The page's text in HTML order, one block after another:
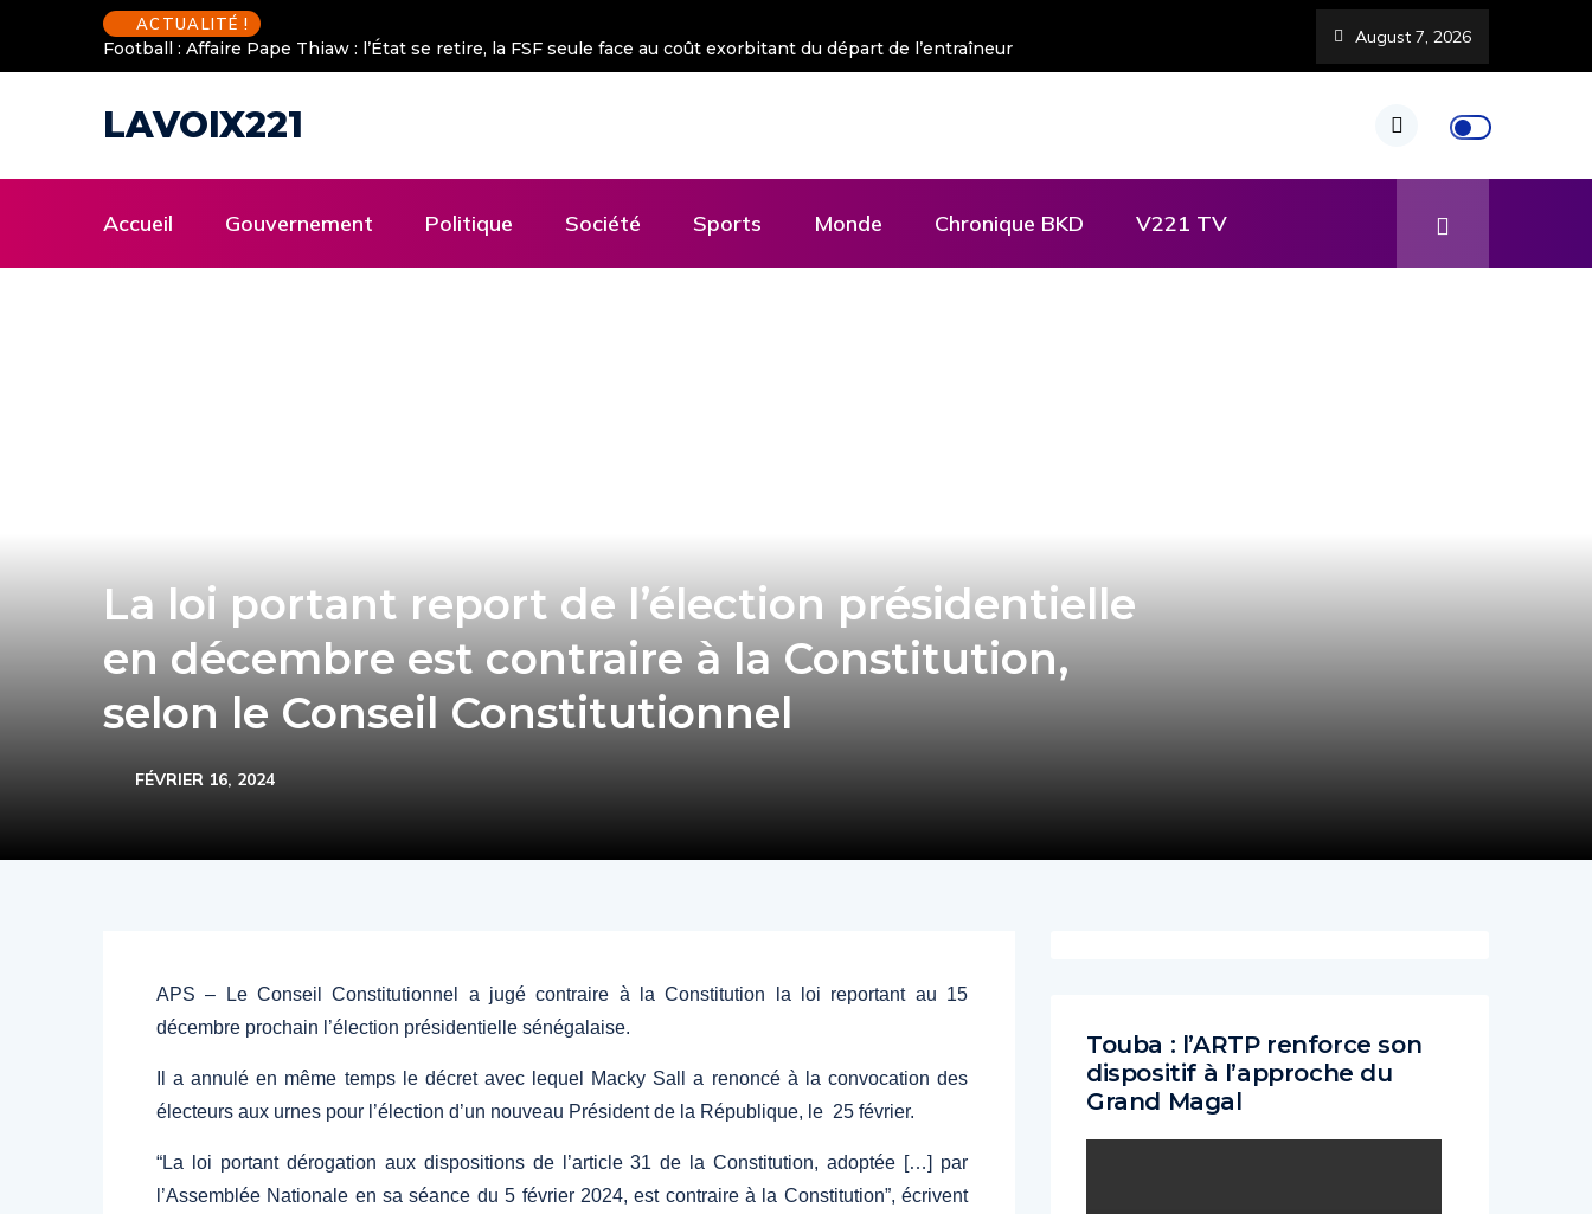
ACTUALITÉ !
Football : Affaire Pape Thiaw : l’État se retire, la FSF seule face au coût exorbitant du départ de l’entraîneur
August 7, 2026
LAVOIX221
Accueil Gouvernement Politique Société Sports Monde Chronique BKD V221 TV
La loi portant report de l’élection présidentielle
en décembre est contraire à la Constitution,
selon le Conseil Constitutionnel
FÉVRIER 16, 2024
APS – Le Conseil Constitutionnel a jugé contraire à la Constitution la loi reportant au 15
décembre prochain l’élection présidentielle sénégalaise.
Il a annulé en même temps le décret avec lequel Macky Sall a renoncé à la convocation des
électeurs aux urnes pour l’élection d’un nouveau Président de la République, le 25 février.
“La loi portant dérogation aux dispositions de l’article 31 de la Constitution, adoptée […] par
l’Assemblée Nationale en sa séance du 5 février 2024, est contraire à la Constitution”, écrivent
Touba : l’ARTP renforce son
dispositif à l’approche du
Grand Magal